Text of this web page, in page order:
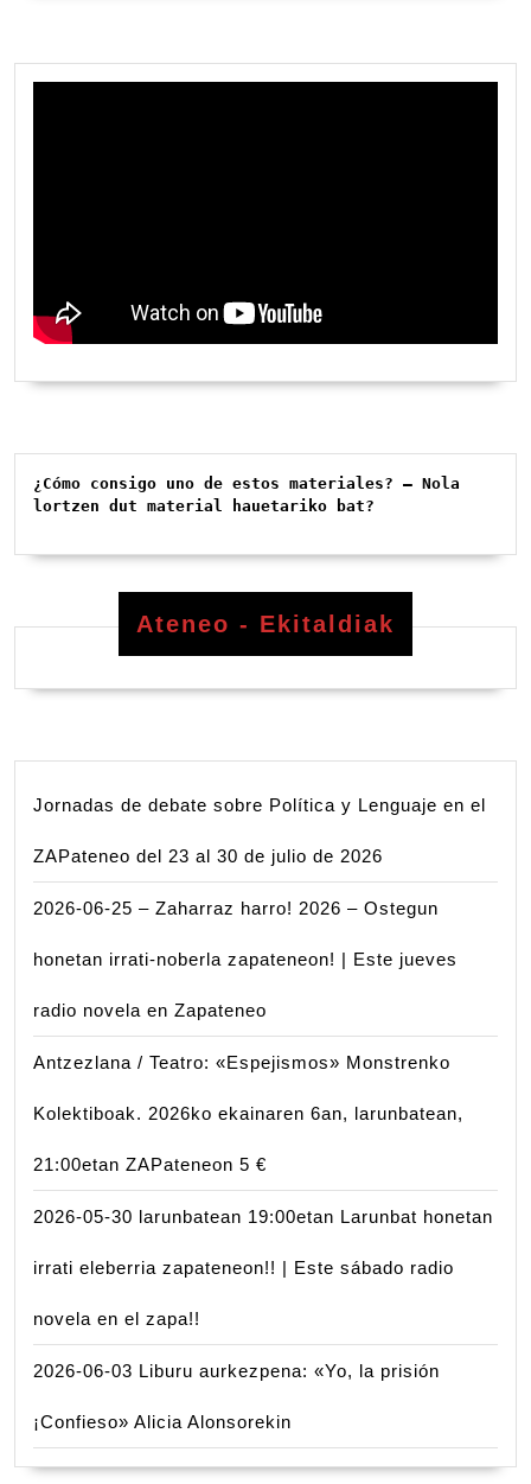
¿Cómo consigo uno de estos materiales? – Nola
lortzen dut material hauetariko bat?
Ateneo - Ekitaldiak
Jornadas de debate sobre Política y Lenguaje en el
ZAPateneo del 23 al 30 de julio de 2026
2026-06-25 – Zaharraz harro! 2026 – Ostegun
honetan irrati-noberla zapateneon! | Este jueves
radio novela en Zapateneo
Antzezlana / Teatro: «Espejismos» Monstrenko
Kolektiboak. 2026ko ekainaren 6an, larunbatean,
21:00etan ZAPateneon 5 €
2026-05-30 larunbatean 19:00etan Larunbat honetan
irrati eleberria zapateneon!! | Este sábado radio
novela en el zapa!!
2026-06-03 Liburu aurkezpena: «Yo, la prisión
¡Confieso» Alicia Alonsorekin